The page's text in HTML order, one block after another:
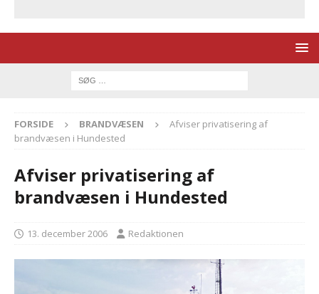
FORSIDE BRANDVÆSEN
Afviser privatisering af
brandvæsen i Hundested
Afviser privatisering af
brandvæsen i Hundested
13. december 2006 Redaktionen